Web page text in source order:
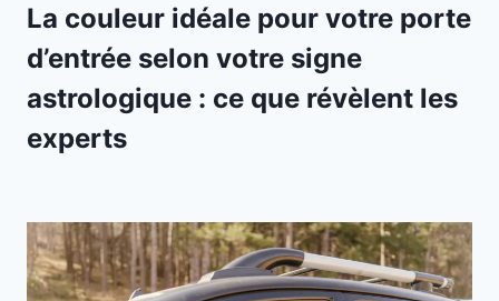
La couleur idéale pour votre porte
d’entrée selon votre signe
astrologique : ce que révèlent les
experts